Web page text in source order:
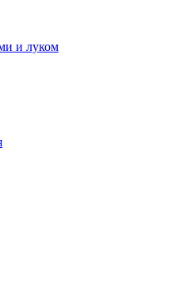
и луком